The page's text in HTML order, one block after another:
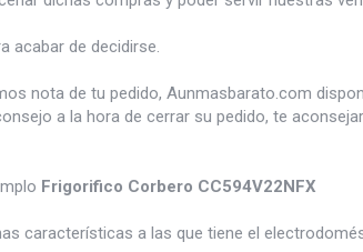
acabar de decidirse.
nota de tu pedido, Aunmasbarato.com
a la hora de cerrar su pedido, te
Frigorifico Corbero CC594V22NFX
características a las que tiene el